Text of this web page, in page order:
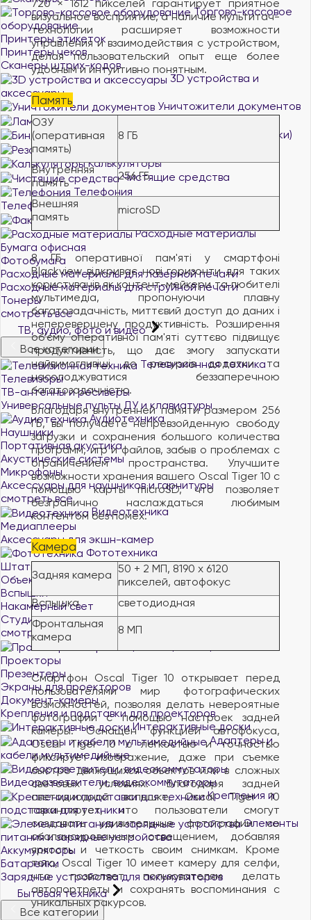
Торгово-кассовое
оборудование
Принтеры этикеток
Принтеры чеков
Сканеры штрих-кодов
3D устройства и
аксессуары
Уничтожители документов
Ламинаторы
Биндеры (брошюровщики)
Калькуляторы
Чистящие средства
Телефония
Телефоны аналоговые
Факсы
Расходные материалы
Бумага офисная
Фотобумага
Расходные материалы для лазерной печати
Расходные материалы для струйной печати
Тонеры
смотреть все
ТВ, аудио, фото и видео
Все категории
Телевизионная техника
Телевизоры
ТВ-антенны и ресиверы
Универсальные пульты ДУ и клавиатуры
Аудиотехника
Наушники
Портативная акустика
Акустические системы
Микрофоны
Аксессуары для наушников и гарнитуры
смотреть все
Видеотехника
Медиаплееры
Аксессуары для экшн-камер
Фототехника
Штативы
Объективы
Вспышки
Накамерный свет
Студийный свет
смотреть все
Проекторы
Презентеры
Экраны для проекторов
Документ-камеры
Крепления и подставки для проекторов
Интерактивные доски
Адаптеры и
кабели мультимедийные
Видеоразветвители, видеокоммутаторы
Крепления и
подставки для техники
Элементы
питания и зарядные устройства
Аккумуляторы
Батарейки
Зарядные устройства для аккумуляторов
Бытовая техника
Все категории
720 × 1612 пикселей гарантирует приятное
визуальное восприятие, а наличие мультитач-
технологии расширяет возможности
управления и взаимодействия с устройством,
делая пользовательский опыт еще более
удобным и интуитивно понятным.
Память
ОЗУ
(оперативная
память)
8 ГБ
Внутренняя
память
256 ГБ
Внешняя
память
microSD
8 ГБ оперативної пам'яті у смартфоні
Blackview відкриває нові горизонти для таких
користувачів як контент-мейкери та любителі
мультимедіа, пропонуючи плавну
багатозадачність, миттєвий доступ до даних і
неперевершену продуктивність. Розширення
об'єму оперативної пам'яті суттєво підвищує
продуктивність, що дає змогу запускати
найвимогливіші до ресурсів додатки та
насолоджуватися беззаперечною
багатозадачністю.
Благодаря внутренней памяти размером 256
ГБ, вы получаете непревзойденную свободу
загрузки и сохранения большого количества
программ, игр и файлов, забыв о проблемах с
ограничением пространства. Улучшите
возможности хранения вашего Oscal Tiger 10 с
помощью карты microSD, что позволяет
безгранично наслаждаться любимым
контентом без помех.
Камера
Задняя камера 50 + 2 МП, 8190 x 6120
пикселей, автофокус
Вспышка
светодиодная
Фронтальная
камера
8 МП
Смартфон Oscal Tiger 10 открывает перед
пользователями мир фотографических
возможностей, позволяя делать невероятные
фотографии с помощью настроек задней
камеры. Оснащен функцией автофокуса,
Oscal Tiger 10 с легкостью и точностью
фиксирует изображение, даже при съемке
быстро движущихся объектов или в сложных
световых условиях. Благодаря задней
светодиодной вспышке, Oscal Tiger 10
гарантирует, что пользователи смогут
создавать удивительные фотографии со
сбалансированным освещением, добавляя
яркость и четкость своим снимкам. Кроме
того, Oscal Tiger 10 имеет камеру для селфи,
что позволяет пользователям делать
автопортреты и сохранять воспоминания с
уникальных ракурсов.